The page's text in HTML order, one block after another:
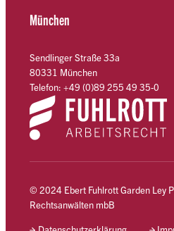
München
Sendlinger Straße 33a
80331 München
Telefon: +49 (0)89 255 49 35-0
© 2024 Ebert Fuhlrott Garden Ley
Rechtsanwälten mbB